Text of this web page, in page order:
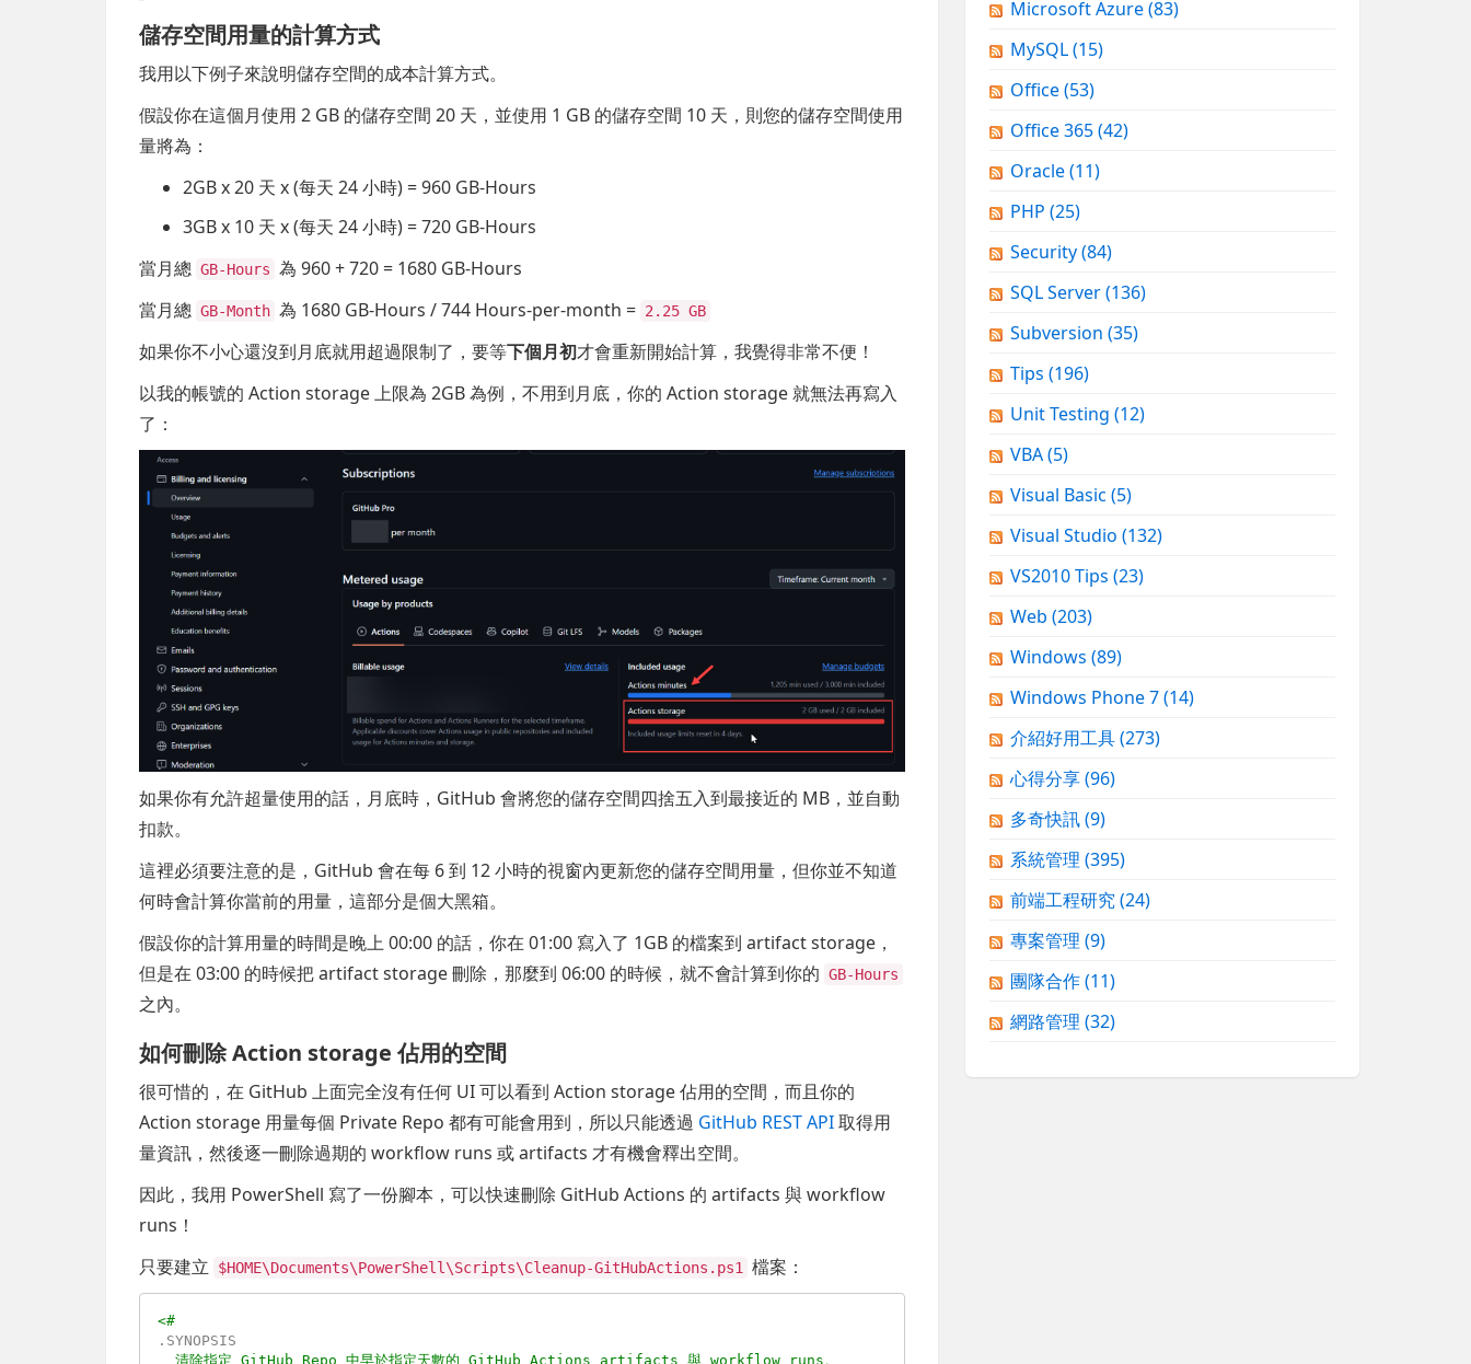
儲存空間用量的計算方式
我用以下例子來說明儲存空間的成本計算方式。
假設你在這個月使用 2 GB 的儲存空間 20 天，並使用 1 GB 的儲存空間 10 天，則您的儲存空間使用
量將為：
2GB x 20 天 x (每天 24 小時) = 960 GB-Hours
3GB x 10 天 x (每天 24 小時) = 720 GB-Hours
當月總 GB-Hours 為 960 + 720 = 1680 GB-Hours
當月總 GB-Month 為 1680 GB-Hours / 744 Hours-per-month = 2.25 GB
如果你不小心還沒到月底就用超過限制了，要等下個月初才會重新開始計算，我覺得非常不便！
以我的帳號的 Action storage 上限為 2GB 為例，不用到月底，你的 Action storage 就無法再寫入
了：
如果你有允許超量使用的話，月底時，GitHub 會將您的儲存空間四捨五入到最接近的 MB，並自動
扣款。
這裡必須要注意的是，GitHub 會在每 6 到 12 小時的視窗內更新您的儲存空間用量，但你並不知道
何時會計算你當前的用量，這部分是個大黑箱。
假設你的計算用量的時間是晚上 00:00 的話，你在 01:00 寫入了 1GB 的檔案到 artifact storage，
但是在 03:00 的時候把 artifact storage 刪除，那麼到 06:00 的時候，就不會計算到你的 GB-Hours
之內。
如何刪除 Action storage 佔用的空間
很可惜的，在 GitHub 上面完全沒有任何 UI 可以看到 Action storage 佔用的空間，而且你的
Action storage 用量每個 Private Repo 都有可能會用到，所以只能透過 GitHub REST API取得用
量資訊，然後逐一刪除過期的 workflow runs 或 artifacts 才有機會釋出空間。
因此，我用 PowerShell 寫了一份腳本，可以快速刪除 GitHub Actions 的 artifacts 與 workflow
runs！
只要建立
$HOME\Documents\PowerShell\Scripts\Cleanup-GitHubActions.ps1 檔案：
.SYNOPSIS
  清除指定 GitHub Repo 中早於指定天數的 GitHub Actions artifacts 與 workflow runs。
Microsoft Azure(83)
MySQL(15)
Office(53)
Office 365(42)
Oracle(11)
PHP (25)
Security(84)
SQL Server(136)
Subversion (35)
Tips (196)
Unit Testing (12)
VBA(5)
Visual Basic (5)
Visual Studio (132)
VS2010 Tips (23)
Web (203)
Windows (89)
Windows Phone 7(14)
介紹好用工具(273)
心得分享(96)
多奇快訊(9)
系統管理 (395)
前端工程研究(24)
專案管理 (9)
團隊合作(11)
網路管理 (32)